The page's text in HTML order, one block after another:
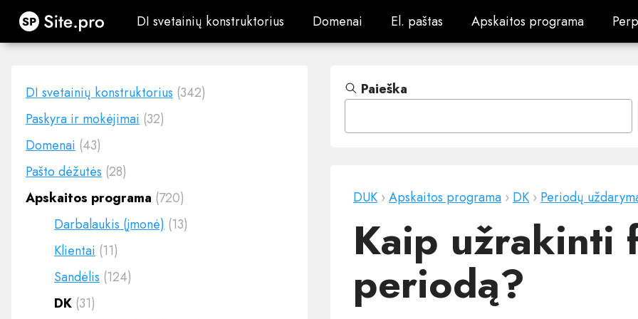
Site.pro DI svetainių konstruktorius
DI svetainių konstruktorius Domenai
Domenai El. paštas
El. paštas Apskaitos programa
Apskaitos programa
DI svetainių konstruktorius (342)
Paskyra ir mokėjimai (32)
Domenai (43)
Pašto dėžutės (28)
Apskaitos programa (720)
Darbalaukis (įmonė) (13)
Klientai (11)
Sandėlis (124)
DK (31)
Paieška
DUK ›Apskaitos programa › DK › Periodų
Kaip užrakinti
periodą?